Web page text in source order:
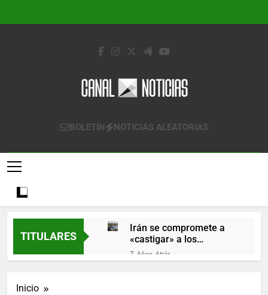
Canal Noticias
Canal Noticias
BOLETÍN NOTICIAS ALEATORIAS
TITULARES
Irán se compromete a
«castigar» a los
responsables de
derribar un avión
7 Años Atrás
Inicio